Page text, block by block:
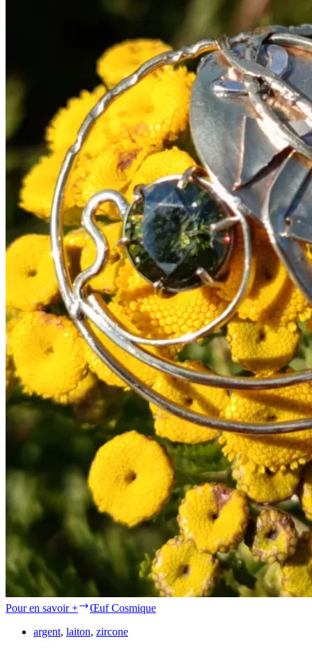
Pour en savoir +
Œuf Cosmique
argent, laiton, zircone